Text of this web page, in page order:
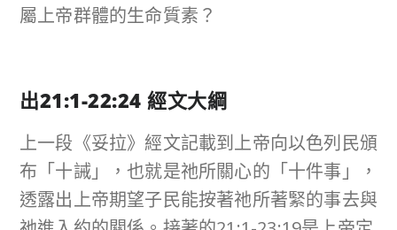
屬上帝群體的生命質素？
出21:1-22:24 經文大綱
上一段《妥拉》經文記載到上帝向以色列民頒
布「十誡」，也就是祂所關心的「十件事」，
透露出上帝期望子民能按著祂所著緊的事去與